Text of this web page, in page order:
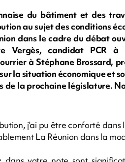
du bâtiment et des
au sujet des conditions
dans le cadre du débat
Vergès, candidat PCR
à Stéphane Brossard,
la situation économique et
de la prochaine législature.
j'ai pu être conforté dans
La Réunion dans la